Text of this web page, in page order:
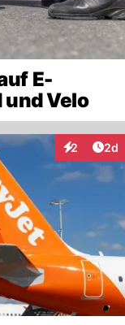
E-
und Velo
2 2d